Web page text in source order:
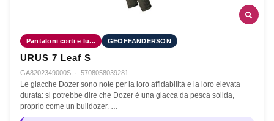
Pantaloni corti e lu... GEOFFANDERSON
URUS 7 Leaf S
GA8202349000S · 5708058039281
Le giacche Dozer sono note per la loro affidabilità e la loro elevata
durata: si potrebbe dire che Dozer è una giacca da pesca solida,
proprio come un bulldozer. …